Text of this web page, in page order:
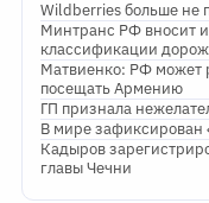
Wildberries больше не
Минтранс РФ вносит
классификации
Матвиенко: РФ может
посещать Армению
ГП признала
В мире зафиксирован
Кадыров
главы Чечни